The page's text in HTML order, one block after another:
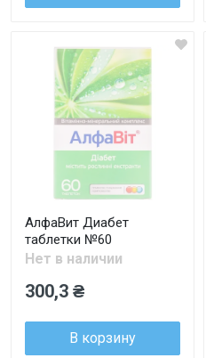
АлфаВит Диабет
таблетки №60
Нет в наличии
300,3 ₴
В корзину